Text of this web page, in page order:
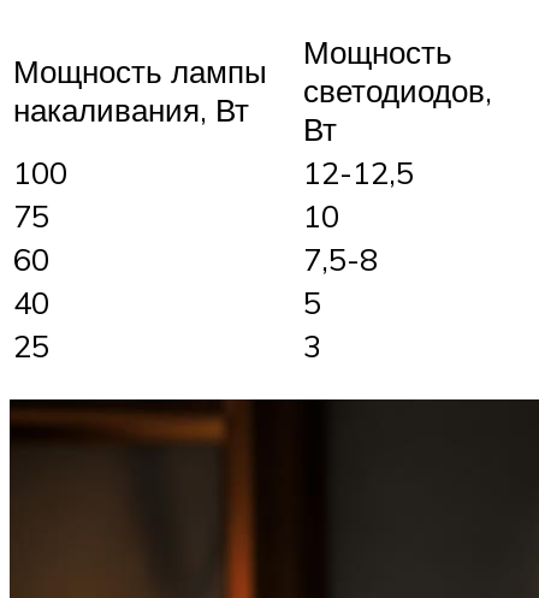
Мощность лампы
накаливания, Вт
Мощность
светодиодов,
Вт
100
12-12,5
75
10
60
7,5-8
40
5
25
3